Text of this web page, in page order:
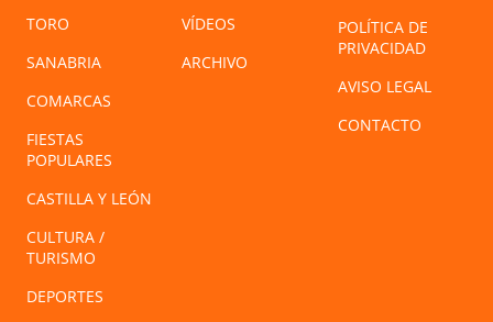
TORO
SANABRIA
COMARCAS
FIESTAS
POPULARES
CASTILLA Y LEÓN
CULTURA /
TURISMO
DEPORTES
VÍDEOS
ARCHIVO
POLÍTICA DE
PRIVACIDAD
AVISO LEGAL
CONTACTO